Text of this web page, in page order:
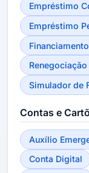
Empréstimo
Empréstimo
Simulador de
Contas e
Auxílio
Conta Digital